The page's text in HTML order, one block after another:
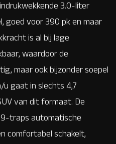
3.0-liter
goed voor 390 pk en maar
is al bij lage
waardoor de
maar ook bijzonder soepel
u gaat in slechts 4,7
van dit formaat. De
traps automatische
comfortabel schakelt,